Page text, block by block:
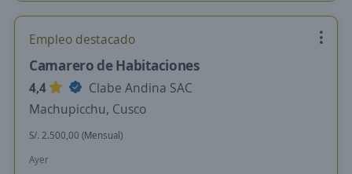
Empleo destacado
Camarero de Habitaciones
4,4
Clabe Andina SAC
Machupicchu, Cusco
S/. 2.500,00 (Mensual)
Ayer